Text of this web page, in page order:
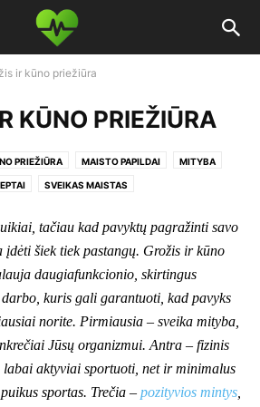
ir kūno priežiūra
KŪNO PRIEŽIŪRA
PRIEŽIŪRA MAISTO PAPILDAI MITYBA
SVEIKAS MAISTAS
tačiau kad pavyktų pagražinti savo
šiek tiek pastangų. Grožis ir kūno
daugiafunkcionio, skirtingus
kuris gali garantuoti, kad pavyks
norite. Pirmiausia – sveika mityba,
Jūsų organizmui. Antra – fizinis
labai aktyviai sportuoti, net ir minimalus
sportas. Trečia – pozityvios mintys,